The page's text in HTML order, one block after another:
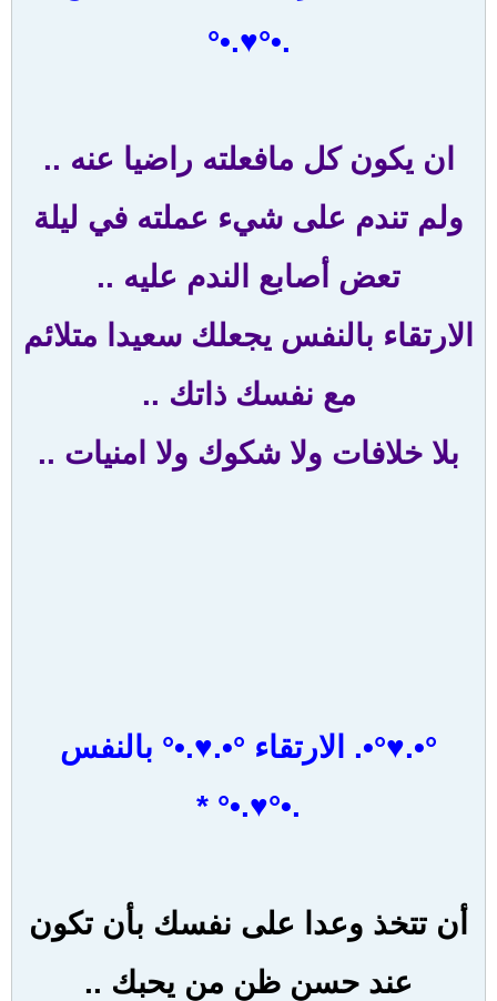
.•°♥.•°
ان يكون كل مافعلته راضيا عنه ..
ولم تندم على شيء عملته في ليلة
تعض أصابع الندم عليه ..
الارتقاء بالنفس يجعلك سعيدا متلائم
مع نفسك ذاتك ..
بلا خلافات ولا شكوك ولا امنيات ..
°•.♥°•. الارتقاء °•.♥.•° بالنفس
.•°♥.•° *
أن تتخذ وعدا على نفسك بأن تكون
عند حسن ظن من يحبك ..